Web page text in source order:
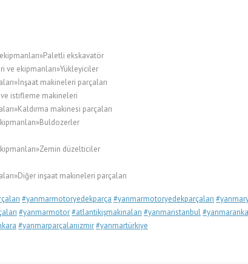
ekskavatör
ve ekipmanları»Yükleyiciler
makineleri parçaları
istifleme makineleri
makinesi parçaları
düzelticiler
inşaat makineleri parçaları
#yanmarmotoryedekparça #yanmarmotoryedekparçaları
#yanmarmotor#atlantikişmakinaları #yanmaristanbul
#yanmarparçalarıizmir#yanmartürkiye